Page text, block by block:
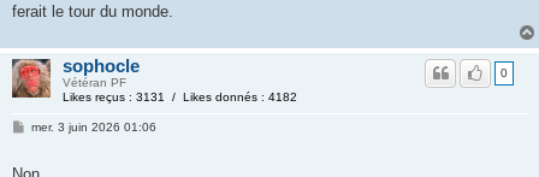
ferait le tour du monde.
sophocle
Vétéran PF
Likes reçus : 3131 / Likes donnés : 4182
0
mer. 3 juin 2026 01:06